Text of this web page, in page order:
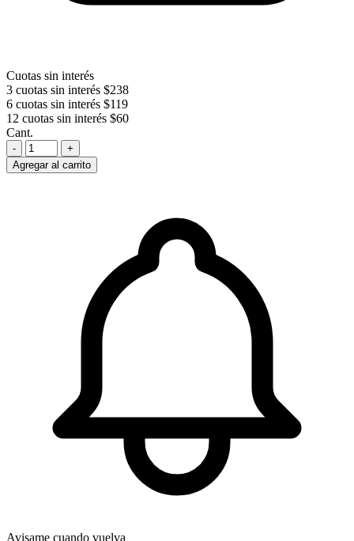
Cuotas sin interés
3 cuotas sin interés $238
6 cuotas sin interés $119
12 cuotas sin interés $60
Cant.
-
+
Agregar al carrito
Avisame cuando vuelva